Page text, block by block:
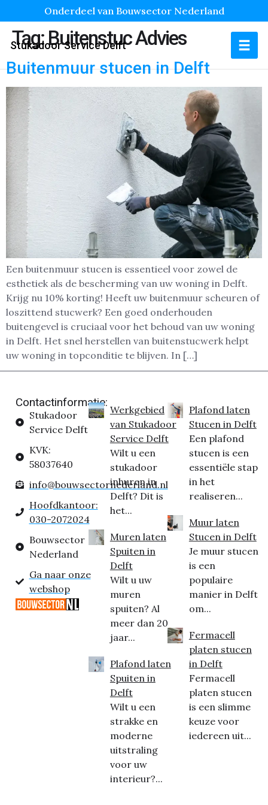
Onderdeel van Bouwsector Nederland
Stukadoor Service Delft
Tag:Buitenstuc Advies
Buitenmuur stucen in Delft
Een buitenmuur stucen is essentieel voor zowel de
esthetiek als de bescherming van uw woning in Delft.
Krijg nu 10% korting! Heeft uw buitenmuur scheuren of
loszittend stucwerk? Een goed onderhouden
buitengevel is cruciaal voor het behoud van uw woning
in Delft. Het snel herstellen van buitenstucwerk helpt
uw woning in topconditie te blijven. In […]
Contactinformatie:
Stukadoor
Service Delft
KVK:
58037640
info@bouwsectornederland.nl
Hoofdkantoor:
030-2072024
Bouwsector
Nederland
Ga naar onze
webshop
Werkgebied
van Stukadoor
Service Delft
Wilt u een
stukadoor
inhuren in
Delft? Dit is
het...
Muren laten
Spuiten in
Delft
Wilt u uw
muren
spuiten? Al
meer dan 20
jaar...
Plafond laten
Spuiten in
Delft
Wilt u een
strakke en
moderne
uitstraling
voor uw
interieur?...
Plafond laten
Stucen in Delft
Een plafond
stucen is een
essentiële stap
in het
realiseren...
Muur laten
Stucen in Delft
Je muur stucen
is een
populaire
manier in Delft
om...
Fermacell
platen stucen
in Delft
Fermacell
platen stucen
is een slimme
keuze voor
iedereen uit...